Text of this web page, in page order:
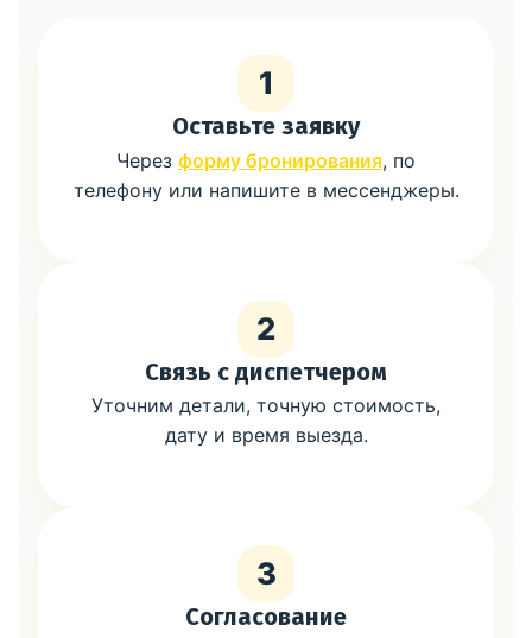
1
Оставьте заявку
Через форму бронирования, по
телефону или напишите в мессенджеры.
2
Связь с диспетчером
Уточним детали, точную стоимость,
дату и время выезда.
3
Согласование